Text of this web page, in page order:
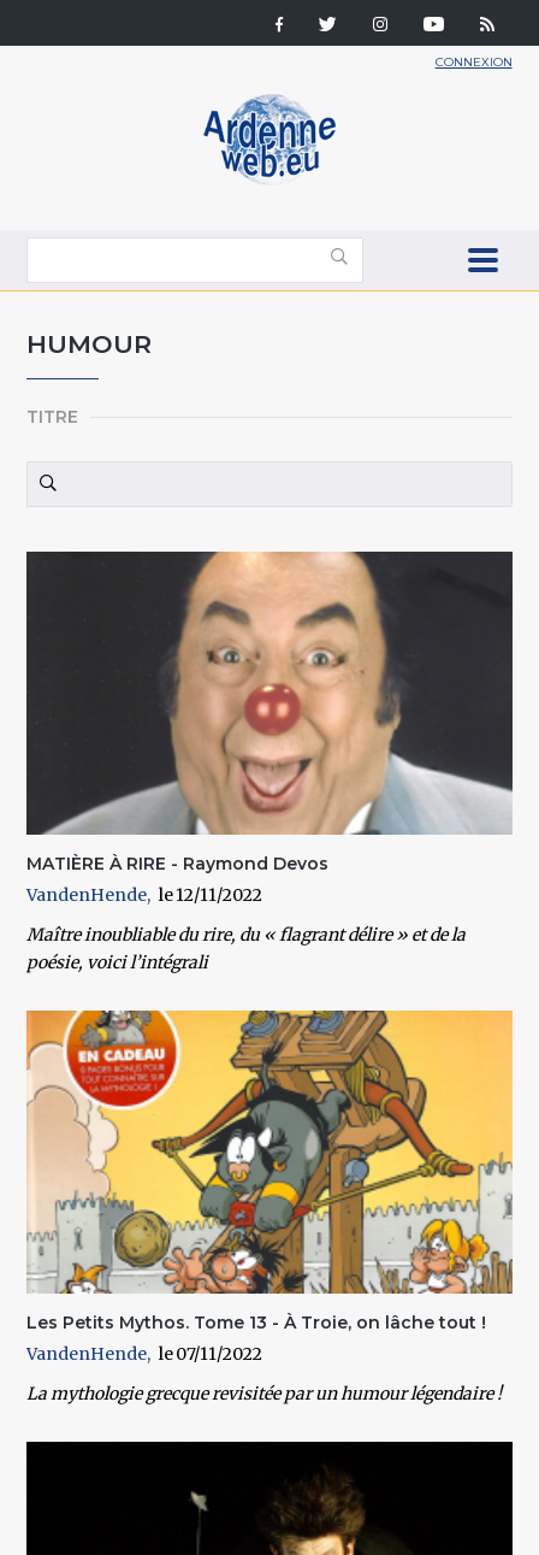
CONNEXION
HUMOUR
TITRE
MATIÈRE À RIRE - Raymond Devos
VandenHende
12/11/2022
Maître inoubliable du rire, du « flagrant délire » et de la
poésie, voici l’intégrali
Les Petits Mythos. Tome 13 - À Troie, on lâche tout !
VandenHende
07/11/2022
La mythologie grecque revisitée par un humour légendaire !